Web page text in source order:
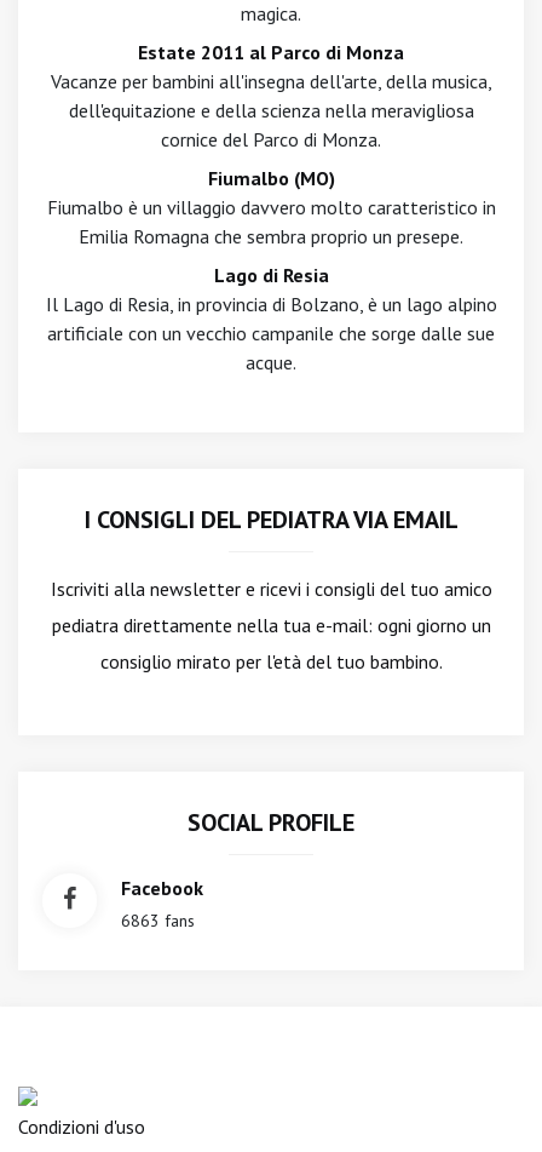
magica.
Estate 2011 al Parco di Monza
Vacanze per bambini all'insegna dell'arte, della musica,
dell'equitazione e della scienza nella meravigliosa
cornice del Parco di Monza.
Fiumalbo (MO)
Fiumalbo è un villaggio davvero molto caratteristico in
Emilia Romagna che sembra proprio un presepe.
Lago di Resia
Il Lago di Resia, in provincia di Bolzano, è un lago alpino
artificiale con un vecchio campanile che sorge dalle sue
acque.
I CONSIGLI DEL PEDIATRA VIA EMAIL
Iscriviti alla newslettere ricevi i consigli del tuo amico
pediatra direttamente nella tua e-mail: ogni giorno un
consiglio mirato per l'età del tuo bambino.
SOCIAL PROFILE
Facebook
6863 fans
Condizioni d'uso